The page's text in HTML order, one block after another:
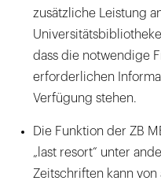
zusätzliche Leistung
dass die notwendige
erforderlichen
Verfügung stehen.
Die Funktion der ZB
„last resort“ unter
Zeitschriften kann